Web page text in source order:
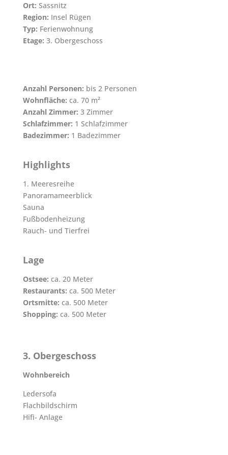
Ort: Sassnitz
Region: Insel Rügen
Typ: Ferienwohnung
Etage: 3. Obergeschoss
Anzahl Personen: bis 2 Personen
Wohnfläche: ca. 70 m²
Anzahl Zimmer: 3 Zimmer
Schlafzimmer: 1 Schlafzimmer
Badezimmer: 1 Badezimmer
Highlights
1. Meeresreihe
Panoramameerblick
Sauna
Fußbodenheizung
Rauch- und Tierfrei
Lage
Ostsee: ca. 20 Meter
Restaurants: ca. 500 Meter
Ortsmitte: ca. 500 Meter
Shopping: ca. 500 Meter
3. Obergeschoss
Wohnbereich
Ledersofa
Flachbildschirm
Hifi- Anlage